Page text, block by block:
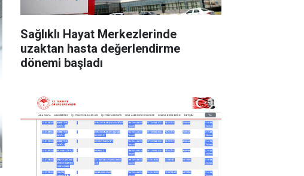
Sağlıklı Hayat Merkezlerinde
uzaktan hasta değerlendirme
dönemi başladı